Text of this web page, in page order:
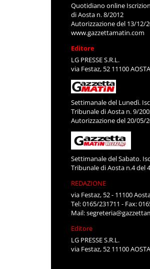
Quotidiano online
di Aosta n. 8/2012
Autorizzazione del 13/12/
www.gazzettamatin.com
Editore
LG PRESSE S.R.L.
via Festaz, 52 11100 AOSTA
Settimanale del Lunedì.
Tribunale di Aosta n. 9/
Autorizzazione del 20/05/
Settimanale del Sabato.
Tribunale di Aosta n.4 del
REDAZIONE
via Festaz, 52 - 11100
Tel: 0165/231711 - Fax:
Mail:
Editore
LG PRESSE S.R.L.
via Festaz, 52 11100 AOSTA